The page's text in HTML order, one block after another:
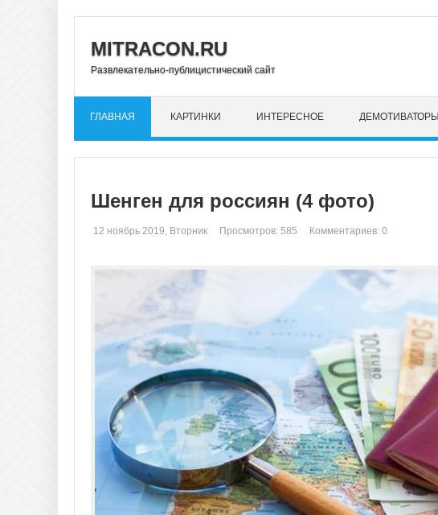
MITRACON.RU
Развлекательно-публицистический сайт
ГЛАВНАЯ КАРТИНКИ ИНТЕРЕСНОЕ ДЕМОТИВАТОРЫ
Шенген для россиян (4 фото)
12 ноябрь 2019, Вторник Просмотров: 585 Комментариев: 0